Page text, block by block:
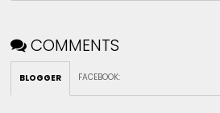
COMMENTS
BLOGGER FACEBOOK: